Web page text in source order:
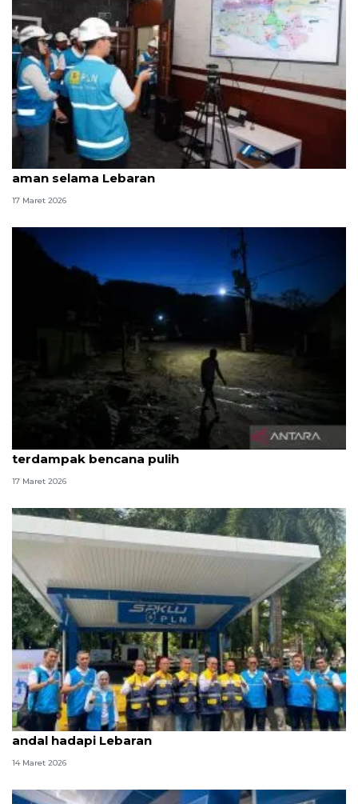
PLN siagakan personel pastikan pasokan listrik
aman selama Lebaran
17 Maret 2026
PLN Aceh pastikan jaringan listrik di desa
terdampak bencana pulih
17 Maret 2026
Kementerian ESDM pastikan listrik PLN Sulselrabar
andal hadapi Lebaran
14 Maret 2026